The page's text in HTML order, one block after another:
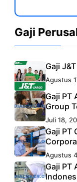
Gaji
Gaji
Agustus
Gaji PT
Group
Juli 18,
Gaji PT
Agustus
Gaji PT